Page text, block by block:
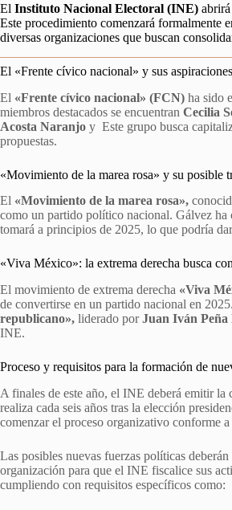
El Instituto Nacional Electoral (INE)
Este procedimiento comenzará formalmente
diversas organizaciones que buscan
El «Frente cívico nacional» y sus
El «Frente cívico nacional» (FCN) ha sido
miembros destacados se encuentran Cecilia
Acosta Naranjo y Este grupo busca
propuestas.
«Movimiento de la marea rosa» y su posible
El «Movimiento de la marea rosa»,
como un partido político nacional. Gálvez ha
tomará a principios de 2025, lo que podría
«Viva México»: la extrema derecha busca
El movimiento de extrema derecha «Viva
de convertirse en un partido nacional en
republicano», liderado porJuan Iván Peña
INE.
Proceso y requisitos para la formación de
A finales de este año, el INE deberá emitir la
realiza cada seis años tras la elección
comenzar el proceso organizativo conforme a
Las posibles nuevas fuerzas políticas
organización para que el INE fiscalice sus
cumpliendo con requisitos específicos como: